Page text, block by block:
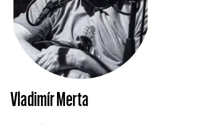
Vladimír Merta